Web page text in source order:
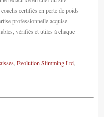
certifiés en perte de poids
professionnelle acquise
vérifiés et utiles à chaque
Evolution Slimming Ltd